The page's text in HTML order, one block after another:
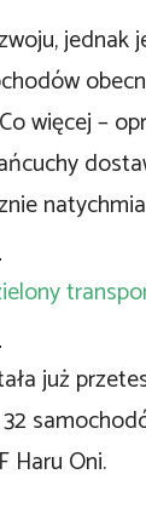
jednak
więcej –
już
Haru Oni.